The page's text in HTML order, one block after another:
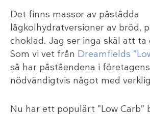
Det finns massor av påstådda
lågkolhydratversioner av bröd,
choklad. Jag ser inga skäl att ta
Som vi vet från Dreamfields
så har påståendena i
nödvändigtvis något med
Nu har ett populärt ”Low Carb”